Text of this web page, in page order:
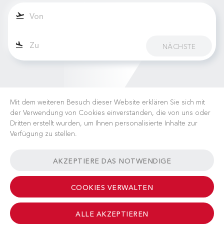
NÄCHSTE
GESCHÄFTSBEDINGUNGEN KONTAKT
© 2026 Albinati Aeronautics - All Rights Reserved
Mit dem weiteren Besuch dieser Website erklären Sie sich mit
der Verwendung von Cookies einverstanden, die von uns oder
Dritten erstellt wurden, um Ihnen personalisierte Inhalte zur
Verfügung zu stellen.
AKZEPTIERE DAS NOTWENDIGE
COOKIES VERWALTEN
ALLE AKZEPTIEREN